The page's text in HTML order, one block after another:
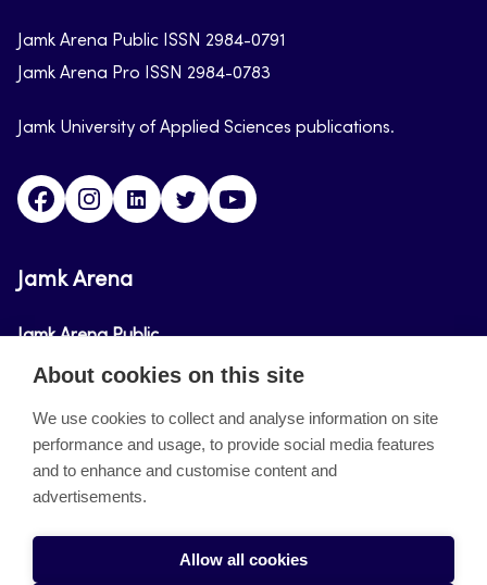
Jamk Arena Public ISSN 2984-0791
Jamk Arena Pro ISSN 2984-0783
Jamk University of Applied Sciences publications.
FacebookInstagramLinkedinTwitter
Jamk Arena
Jamk Arena Public
Jamk Arena Pro
About the site
Accessibility Statement
About cookies on this site
We use cookies to collect and analyse information on site
performance and usage, to provide social media features
and to enhance and customise content and
advertisements.
Allow all cookies